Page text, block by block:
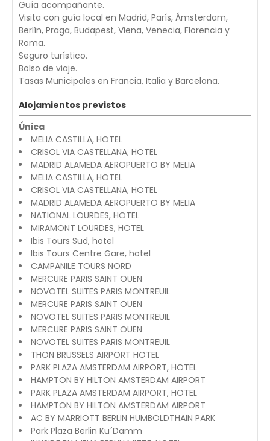
Guía acompañante.
Visita con guía local en Madrid, París, Ámsterdam,
Berlín, Praga, Budapest, Viena, Venecia, Florencia y
Roma.
Seguro turístico.
Bolso de viaje.
Tasas Municipales en Francia, Italia y Barcelona.
Alojamientos previstos
Única
MELIA CASTILLA, HOTEL
CRISOL VIA CASTELLANA, HOTEL
MADRID ALAMEDA AEROPUERTO BY MELIA
MELIA CASTILLA, HOTEL
CRISOL VIA CASTELLANA, HOTEL
MADRID ALAMEDA AEROPUERTO BY MELIA
NATIONAL LOURDES, HOTEL
MIRAMONT LOURDES, HOTEL
Ibis Tours Sud, hotel
Ibis Tours Centre Gare, hotel
CAMPANILE TOURS NORD
MERCURE PARIS SAINT OUEN
NOVOTEL SUITES PARIS MONTREUIL
MERCURE PARIS SAINT OUEN
NOVOTEL SUITES PARIS MONTREUIL
MERCURE PARIS SAINT OUEN
NOVOTEL SUITES PARIS MONTREUIL
THON BRUSSELS AIRPORT HOTEL
PARK PLAZA AMSTERDAM AIRPORT, HOTEL
HAMPTON BY HILTON AMSTERDAM AIRPORT
PARK PLAZA AMSTERDAM AIRPORT, HOTEL
HAMPTON BY HILTON AMSTERDAM AIRPORT
AC BY MARRIOTT BERLIN HUMBOLDTHAIN PARK
Park Plaza Berlin Ku´Damm